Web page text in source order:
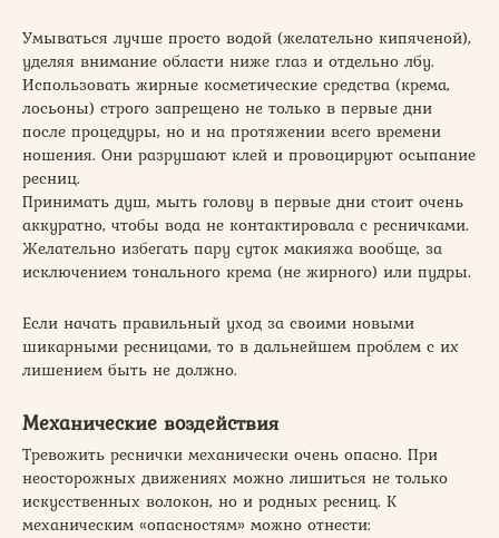
Умываться лучше просто водой (желательно кипяченой),
уделяя внимание области ниже глаз и отдельно лбу.
Использовать жирные косметические средства (крема,
лосьоны) строго запрещено не только в первые дни
после процедуры, но и на протяжении всего времени
ношения. Они разрушают клей и провоцируют осыпание
ресниц.
Принимать душ, мыть голову в первые дни стоит очень
аккуратно, чтобы вода не контактировала с ресничками.
Желательно избегать пару суток макияжа вообще, за
исключением тонального крема (не жирного) или пудры.
Если начать правильный уход за своими новыми
шикарными ресницами, то в дальнейшем проблем с их
лишением быть не должно.
Механические воздействия
Тревожить реснички механически очень опасно. При
неосторожных движениях можно лишиться не только
искусственных волокон, но и родных ресниц. К
механическим «опасностям» можно отнести: